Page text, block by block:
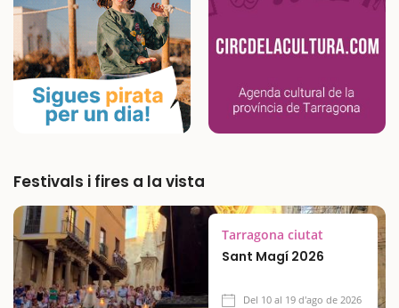
Festivals i fires a la vista
Tarragona ciutat
Sant Magí 2026
Del 10 al 19 d'ago de 2026